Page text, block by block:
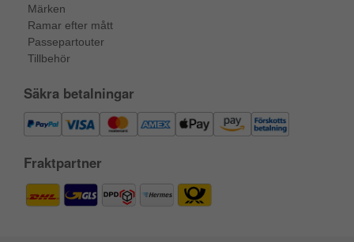
Märken
Ramar efter mått
Passepartouter
Tillbehör
Säkra betalningar
Fraktpartner